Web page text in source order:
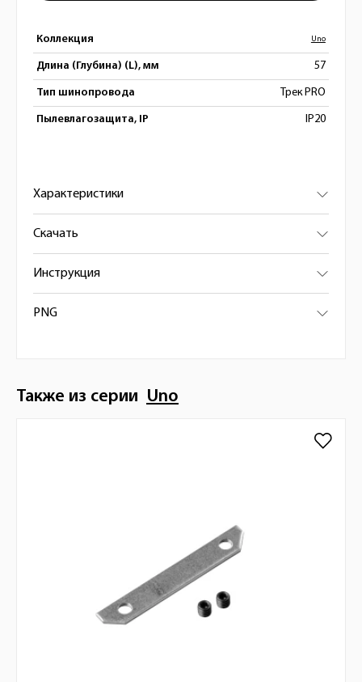
Коллекция Uno
Длина (Глубина) (L), мм 57
Тип шинопровода Трек PRO
Пылевлагозащита, IP IP20
Характеристики
Скачать
Инструкция
PNG
Также из серии Uno